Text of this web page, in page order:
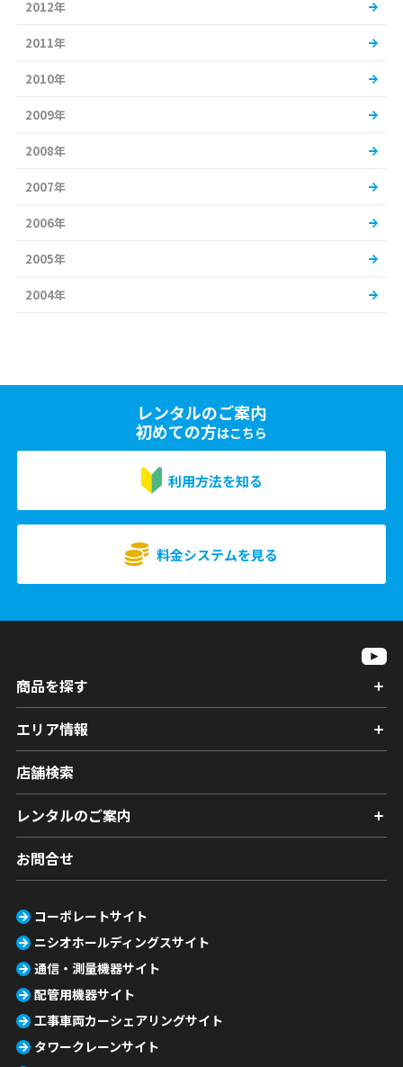
2012年
2011年
2010年
2009年
2008年
2007年
2006年
2005年
2004年
レンタルのご案内
初めての方はこちら
利用方法を知る
料金システムを見る
商品を探す
エリア情報
店舗検索
レンタルのご案内
お問合せ
コーポレートサイト
ニシオホールディングスサイト
通信・測量機器サイト
配管用機器サイト
工事車両カーシェアリングサイト
タワークレーンサイト